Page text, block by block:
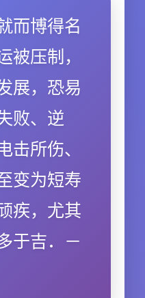
而博得名
被压制，
展，恐易
败、逆
击所伤、
变为短寿
疾，尤其
于吉．－